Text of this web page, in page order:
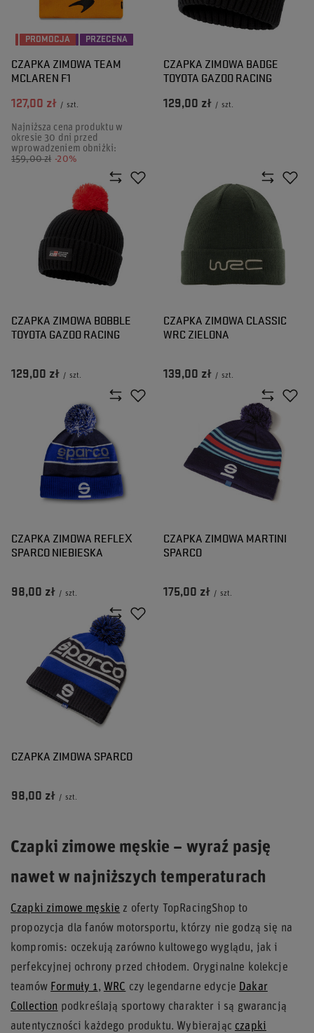
PROMOCJA PRZECENA
CZAPKA ZIMOWA TEAM
MCLAREN F1
127,00 zł / szt.
Najniższa cena produktu w
okresie 30 dni przed
wprowadzeniem obniżki:
159,00 zł -20%
CZAPKA ZIMOWA BADGE
TOYOTA GAZOO RACING
129,00 zł / szt.
CZAPKA ZIMOWA BOBBLE
TOYOTA GAZOO RACING
129,00 zł / szt.
CZAPKA ZIMOWA CLASSIC
WRC ZIELONA
139,00 zł / szt.
CZAPKA ZIMOWA REFLEX
SPARCO NIEBIESKA
98,00 zł / szt.
CZAPKA ZIMOWA MARTINI
SPARCO
175,00 zł / szt.
CZAPKA ZIMOWA SPARCO
98,00 zł / szt.
Czapki zimowe męskie – wyraź pasję
nawet w najniższych temperaturach
Czapki zimowe męskie z oferty TopRacingShop to
propozycja dla fanów motorsportu, którzy nie godzą się na
kompromis: oczekują zarówno kultowego wyglądu, jak i
perfekcyjnej ochrony przed chłodem. Oryginalne kolekcje
teamów Formuły 1, WRC czy legendarne edycje Dakar
Collection podkreślają sportowy charakter i są gwarancją
autentyczności każdego produktu. Wybierając czapki